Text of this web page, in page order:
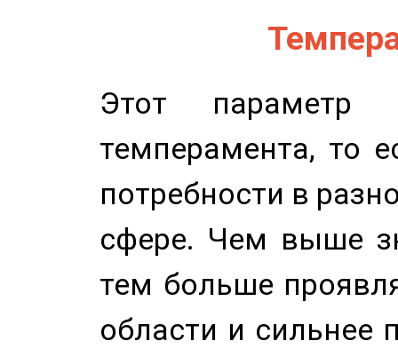
Этот параметр
темперамента, то
потребности в
сфере. Чем выше
тем больше
области и сильнее